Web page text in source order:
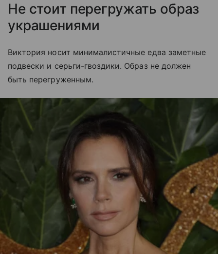
Не стоит перегружать образ
украшениями
Виктория носит минималистичные едва заметные
подвески и серьги-гвоздики. Образ не должен
быть перегруженным.